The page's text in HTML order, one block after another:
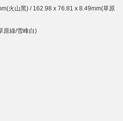
火山黑) / 162.98 x 76.81 x 8.49mm(草原
原綠/雪峰白)